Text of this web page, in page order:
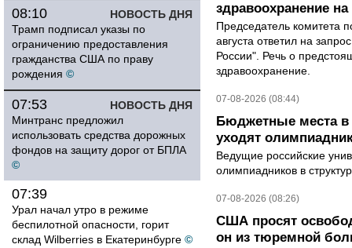
НОВОСТЬ ДНЯ
08:10
Трамп подписал указы по
ограничению предоставления
гражданства США по праву
рождения ©
НОВОСТЬ ДНЯ
07:53
Минтранс предложил
использовать средства дорожных
фондов на защиту дорог от БПЛА
©
07:39
Урал начал утро в режиме
беспилотной опасности, горит
склад Wilberries в Екатеринбурге ©
здравоохранение на
Председатель комитета
августа ответил на
России". Речь о
здравоохранение.
07-08-2026 (08:44)
Бюджетные места в
уходят
Ведущие российские
олимпиадников в
07-08-2026 (08:26)
США просят
он из тюремной